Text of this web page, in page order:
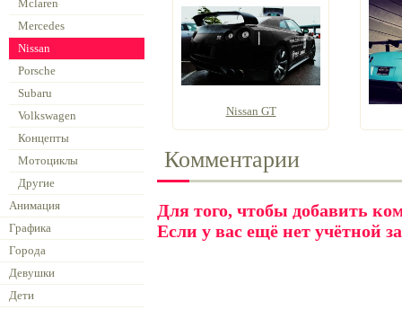
Mclaren
Mercedes
Nissan
Porsche
Subaru
Volkswagen
Концепты
Мотоциклы
Другие
Анимация
Графика
Города
Девушки
Дети
Nissan GT
Комментарии
Для того, чтобы добавить
Если у вас ещё нет учётной